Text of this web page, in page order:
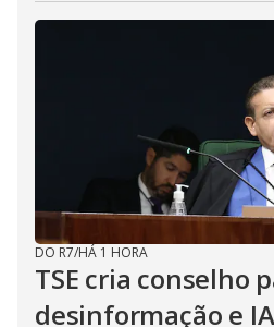
DO R7/HÁ 1 HORA
TSE cria conselho
desinformação e